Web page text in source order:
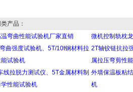
产品：
弯曲性能试验机厂家直销
微机控制轨枕
曲强度试验机、5T/10t钢材料拉
试验机
2T轴铰链抗拉
属拉压弯剪性
线拉脱力测试仪、5T金属材料制
性能试验机
外墙保温板粘
机